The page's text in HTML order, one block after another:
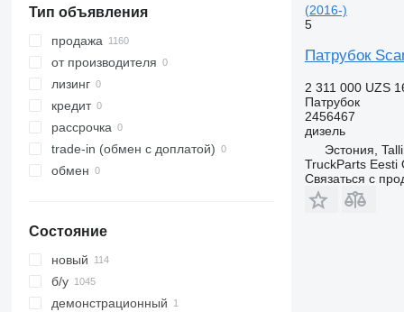
Тип объявления
продажа
от производителя
лизинг
кредит
рассрочка
trade-in (обмен с доплатой)
обмен
Состояние
новый
б/у
демонстрационный
(2016-)
5
Патрубок
2 311 000 UZS
Патрубок
2456467
дизель
Эстония,
TruckParts Eesti
Связаться с